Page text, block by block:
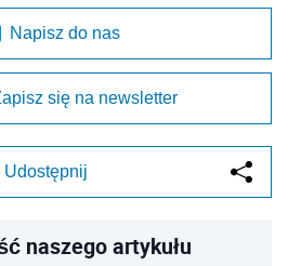
Napisz do nas
się na newsletter
Udostępnij
naszego artykułu